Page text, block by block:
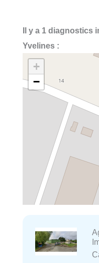
Il y a 1 diagnostics
Yvelines :
+
−